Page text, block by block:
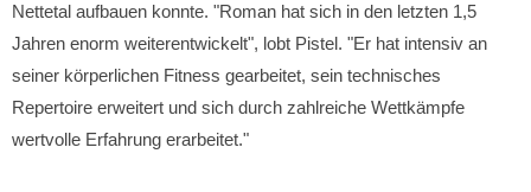
Nettetal aufbauen konnte. "Roman hat sich in den letzten 1,5
Jahren enorm weiterentwickelt", lobt Pistel. "Er hat intensiv an
seiner körperlichen Fitness gearbeitet, sein technisches
Repertoire erweitert und sich durch zahlreiche Wettkämpfe
wertvolle Erfahrung erarbeitet."